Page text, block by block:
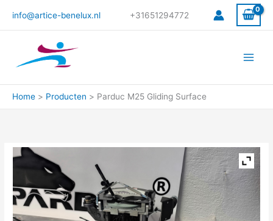
naar
de
info@artice-benelux.nl +31651294772
Home Producten Parduc M25 Gliding Surface
Parduc
Gliding
Surface
aantal